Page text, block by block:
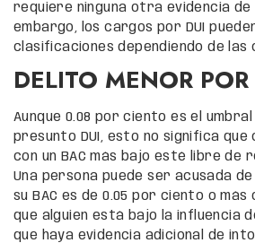
requiere ninguna otra evidencia de
embargo, los cargos por DUI
clasificaciones dependiendo de las
DELITO MENOR
Aunque 0.08 por ciento es el
presunto DUI, esto no significa que
con un BAC más bajo esté libre de
Una persona puede ser acusada
su BAC es de 0.05 por ciento o
que alguien está bajo la influencia
que haya evidencia adicional de